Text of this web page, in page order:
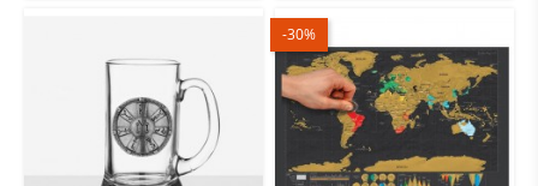
-30%